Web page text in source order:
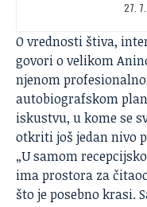
27.
O vrednosti štiva,
govori o velikom
njenom
autobiografskom
iskustvu, u kome se
otkriti još jedan nivo
„U samom
ima prostora za
što je posebno krasi.